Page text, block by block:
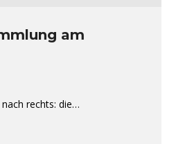
am
rechts: die…